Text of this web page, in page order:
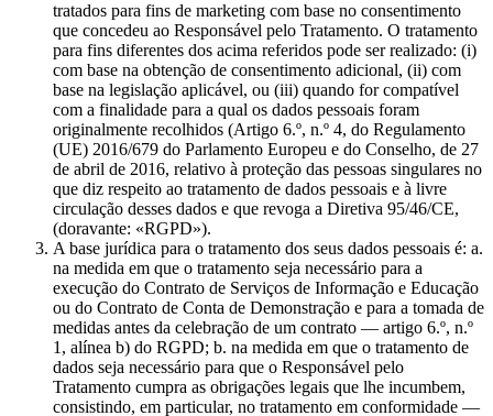
tratados para fins de marketing com base no consentimento
que concedeu ao Responsável pelo Tratamento. O tratamento
para fins diferentes dos acima referidos pode ser realizado: (i)
com base na obtenção de consentimento adicional, (ii) com
base na legislação aplicável, ou (iii) quando for compatível
com a finalidade para a qual os dados pessoais foram
originalmente recolhidos (Artigo 6.º, n.º 4, do Regulamento
(UE) 2016/679 do Parlamento Europeu e do Conselho, de 27
de abril de 2016, relativo à proteção das pessoas singulares no
que diz respeito ao tratamento de dados pessoais e à livre
circulação desses dados e que revoga a Diretiva 95/46/CE,
(doravante: «RGPD»).
A base jurídica para o tratamento dos seus dados pessoais é: a.
na medida em que o tratamento seja necessário para a
execução do Contrato de Serviços de Informação e Educação
ou do Contrato de Conta de Demonstração e para a tomada de
medidas antes da celebração de um contrato — artigo 6.º, n.º
1, alínea b) do RGPD; b. na medida em que o tratamento de
dados seja necessário para que o Responsável pelo
Tratamento cumpra as obrigações legais que lhe incumbem,
consistindo, em particular, no tratamento em conformidade —